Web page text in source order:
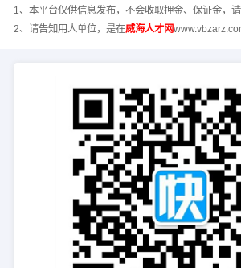
1、本平台仅供信息发布，不会收取押金、保证金，请
2、请告知用人单位，是在威海人才网